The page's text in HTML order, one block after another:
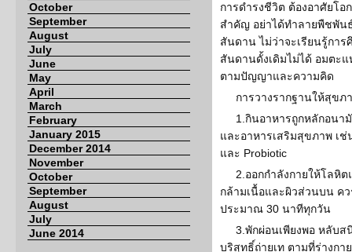
October
September
August
July
June
May
April
March
February
January 2015
December 2014
November
October
September
August
July
June 2014
การดำรงชีวิต ต้องอาศัยโ
สำคัญ อย่าได้ทำลายพืชพัน
สันดาน ไม่ว่าจะเรียนรู้กา
สันดานดั้งเดิมไม่ได้ อมตะ
ตามปัญญาและความคิด
การวางรากฐานให้สุข
1.กินอาหารถูกหลักอนา
และอาหารเสริมสุขภาพ เ
และ Probiotic
2.ออกกำลังกายให้โลหิ
กล้ามเนื้อและผิวส่วนบน ค
ประมาณ 30 นาทีทุกวัน
3.พักผ่อนเพียงพอ หลับส
บริสุทธิ์ถ่ายเท ตามที่ร่างกา